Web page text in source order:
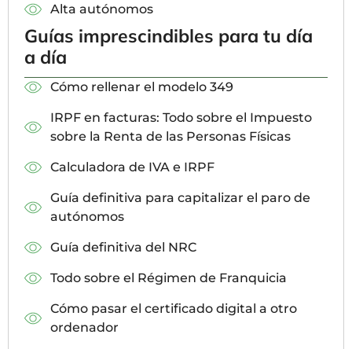
Alta autónomos
Guías imprescindibles para tu día
a día
Cómo rellenar el modelo 349
IRPF en facturas: Todo sobre el Impuesto
sobre la Renta de las Personas Físicas
Calculadora de IVA e IRPF
Guía definitiva para capitalizar el paro de
autónomos
Guía definitiva del NRC
Todo sobre el Régimen de Franquicia
Cómo pasar el certificado digital a otro
ordenador